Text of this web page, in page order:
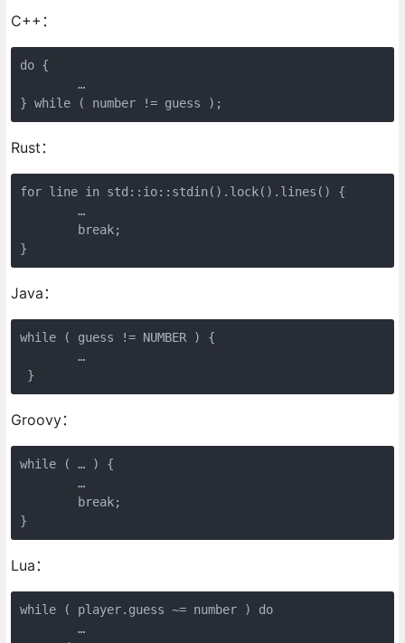
C++：
do {
        …
} while ( number != guess );
Rust：
for line in std::io::stdin().lock().lines() {
        …
        break;
}
Java：
while ( guess != NUMBER ) {
        …
}
Groovy：
while ( … ) {
        …
        break;
}
Lua：
while ( player.guess ~= number ) do
        …